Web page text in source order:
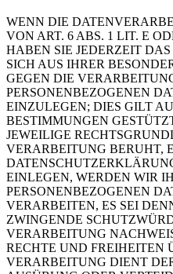
WENN DIE
VON ART. 6 ABS. 1 LIT. E
HABEN SIE JEDERZEIT
SICH AUS IHRER
GEGEN DIE
PERSONENBEZOGENEN
EINZULEGEN; DIES GILT
BESTIMMUNGEN
JEWEILIGE
VERARBEITUNG BERUHT,
EINLEGEN, WERDEN WIR
PERSONENBEZOGENEN
VERARBEITEN, ES SEI
ZWINGENDE
VERARBEITUNG
RECHTE UND FREIHEITEN
VERARBEITUNG DIENT